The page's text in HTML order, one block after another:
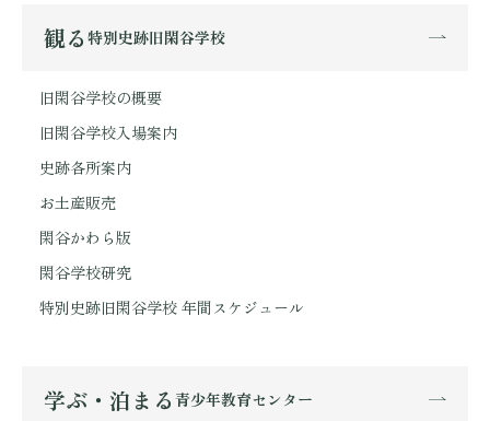
観る 特別史跡旧閑谷学校
旧閑谷学校の概要
旧閑谷学校入場案内
史跡各所案内
お土産販売
閑谷かわら版
閑谷学校研究
特別史跡旧閑谷学校 年間スケジュール
学ぶ・泊まる 青少年教育センター